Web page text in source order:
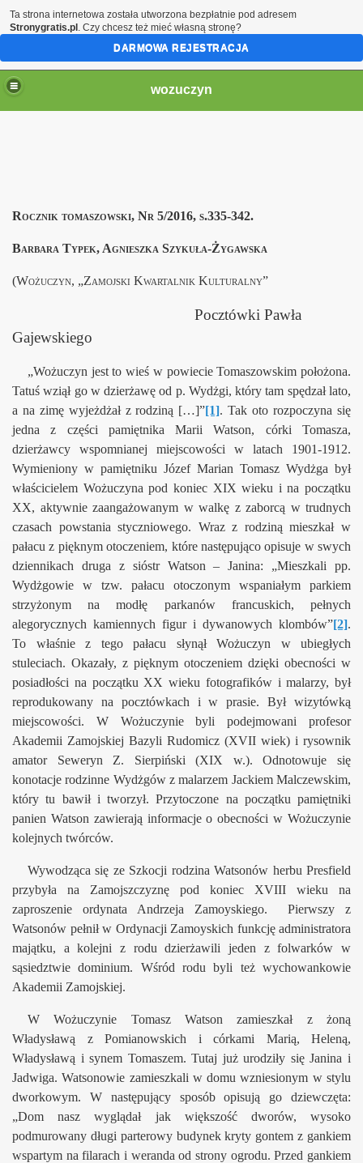
wozuczyn
Rocznik tomaszowski, Nr 5/2016, s.335-342.
Barbara Typek, Agnieszka Szykuła-Żygawska
(Wożuczyn, „Zamojski Kwartalnik Kulturalny”
Pocztówki Pawła
Gajewskiego
„Wożuczyn jest to wieś w powiecie Tomaszowskim położona.
Tatuś wziął go w dzierżawę od p. Wydżgi, który tam spędzał lato,
a na zimę wyjeżdżał z rodziną […]”[1]. Tak oto rozpoczyna się
jedna z części pamiętnika Marii Watson, córki Tomasza,
dzierżawcy wspomnianej miejscowości w latach 1901-1912.
Wymieniony w pamiętniku Józef Marian Tomasz Wydżga był
właścicielem Wożuczyna pod koniec XIX wieku i na początku
XX, aktywnie zaangażowanym w walkę z zaborcą w trudnych
czasach powstania styczniowego. Wraz z rodziną mieszkał w
pałacu z pięknym otoczeniem, które następująco opisuje w swych
dziennikach druga z sióstr Watson – Janina: „Mieszkali pp.
Wydżgowie w tzw. pałacu otoczonym wspaniałym parkiem
strzyżonym na modłę parkanów francuskich, pełnych
alegorycznych kamiennych figur i dywanowych klombów”[2].
To właśnie z tego pałacu słynął Wożuczyn w ubiegłych
stuleciach. Okazały, z pięknym otoczeniem dzięki obecności w
posiadłości na początku XX wieku fotografików i malarzy, był
reprodukowany na pocztówkach i w prasie. Był wizytówką
miejscowości. W Wożuczynie byli podejmowani profesor
Akademii Zamojskiej Bazyli Rudomicz (XVII wiek) i rysownik
amator Seweryn Z. Sierpiński (XIX w.). Odnotowuje się
konotacje rodzinne Wydżgów z malarzem Jackiem Malczewskim,
który tu bawił i tworzył. Przytoczone na początku pamiętniki
panien Watson zawierają informacje o obecności w Wożuczynie
kolejnych twórców.
Wywodząca się ze Szkocji rodzina Watsonów herbu Presfield
przybyła na Zamojszczyznę pod koniec XVIII wieku na
zaproszenie ordynata Andrzeja Zamoyskiego.
Pierwszy z
Watsonów pełnił w Ordynacji Zamoyskich funkcję administratora
majątku, a kolejni z rodu dzierżawili jeden z folwarków w
sąsiedztwie dominium. Wśród rodu byli też wychowankowie
Akademii Zamojskiej.
W Wożuczynie Tomasz Watson zamieszkał z żoną
Władysławą z Pomianowskich i córkami Marią, Heleną,
Władysławą i synem Tomaszem. Tutaj już urodziły się Janina i
Jadwiga. Watsonowie zamieszkali w domu wzniesionym w stylu
dworkowym. W następujący sposób opisują go dziewczęta:
„Dom nasz wyglądał jak większość dworów, wysoko
podmurowany długi parterowy budynek kryty gontem z gankiem
wspartym na filarach i weranda od strony ogrodu. Przed gankiem
ze zwykłego Wożuczyna
Gajewskiego
i Okolic
do biografii
Ta strona internetowa została utworzona bezpłatnie pod adresem
Stronygratis.pl . Czy chcesz też mieć własną stronę?
DARMOWA REJESTRACJA